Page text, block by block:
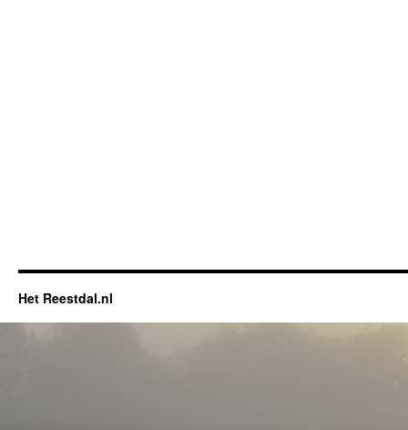
Het Reestdal.nl